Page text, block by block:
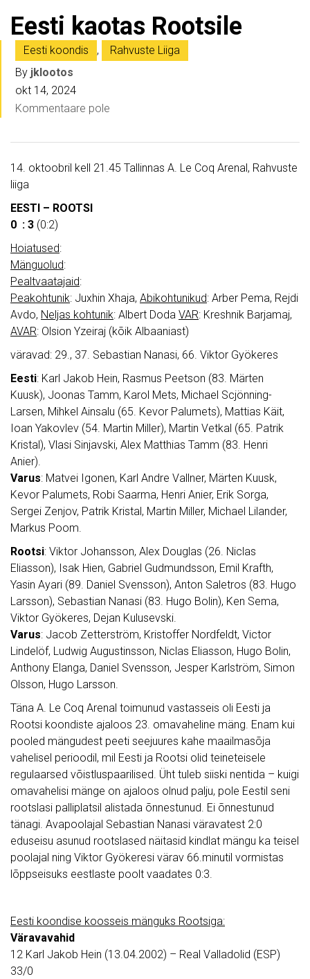
Eesti kaotas Rootsile
Eesti koondis ,
Rahvuste Liiga
By jklootos
okt 14, 2024
Kommentaare pole
14. oktoobril kell 21.45 Tallinnas A. Le Coq Arenal, Rahvuste
liiga
EESTI – ROOTSI
0 : 3 (0:2)
Hoiatused:
Mänguolud:
Pealtvaatajaid:
Peakohtunik: Juxhin Xhaja, Abikohtunikud: Arber Pema, Rejdi
Avdo, Neljas kohtunik: Albert Doda VAR: Kreshnik Barjamaj,
AVAR: Olsion Yzeiraj (kõik Albaaniast)
väravad: 29., 37. Sebastian Nanasi, 66. Viktor Gyökeres
Eesti: Karl Jakob Hein, Rasmus Peetson (83. Märten
Kuusk), Joonas Tamm, Karol Mets, Michael Scjönning-
Larsen, Mihkel Ainsalu (65. Kevor Palumets), Mattias Käit,
Ioan Yakovlev (54. Martin Miller), Martin Vetkal (65. Patrik
Kristal), Vlasi Sinjavski, Alex Matthias Tamm (83. Henri
Anier).
Varus: Matvei Igonen, Karl Andre Vallner, Märten Kuusk,
Kevor Palumets, Robi Saarma, Henri Anier, Erik Sorga,
Sergei Zenjov, Patrik Kristal, Martin Miller, Michael Lilander,
Markus Poom.
Rootsi: Viktor Johansson, Alex Douglas (26. Niclas
Eliasson), Isak Hien, Gabriel Gudmundsson, Emil Krafth,
Yasin Ayari (89. Daniel Svensson), Anton Saletros (83. Hugo
Larsson), Sebastian Nanasi (83. Hugo Bolin), Ken Sema,
Viktor Gyökeres, Dejan Kulusevski.
Varus: Jacob Zetterström, Kristoffer Nordfeldt, Victor
Lindelöf, Ludwig Augustinsson, Niclas Eliasson, Hugo Bolin,
Anthony Elanga, Daniel Svensson, Jesper Karlström, Simon
Olsson, Hugo Larsson.
Täna A. Le Coq Arenal toimunud vastasseis oli Eesti ja
Rootsi koondiste ajaloos 23. omavaheline mäng. Enam kui
pooled mängudest peeti seejuures kahe maailmasõja
vahelisel perioodil, mil Eesti ja Rootsi olid teineteisele
regulaarsed võistluspaarilised. Üht tuleb siiski nentida – kuigi
omavahelisi mänge on ajaloos olnud palju, pole Eestil seni
rootslasi palliplatsil alistada õnnestunud. Ei õnnestunud
tänagi. Avapoolajal Sebastian Nanasi väravatest 2:0
eduseisu asunud rootslased näitasid kindlat mängu ka teisel
poolajal ning Viktor Gyökeresi värav 66.minutil vormistas
lõppseisuks eestlaste poolt vaadates 0:3.
Eesti koondise koosseis mänguks Rootsiga:
Väravavahid
12 Karl Jakob Hein (13.04.2002) – Real Valladolid (ESP)
33/0